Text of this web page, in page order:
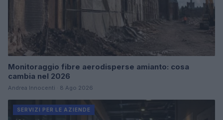
Monitoraggio fibre aerodisperse amianto: cosa
cambia nel 2026
Andrea Innocenti · 8 Ago 2026
SERVIZI PER LE AZIENDE